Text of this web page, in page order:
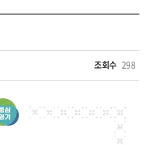
조회수 298